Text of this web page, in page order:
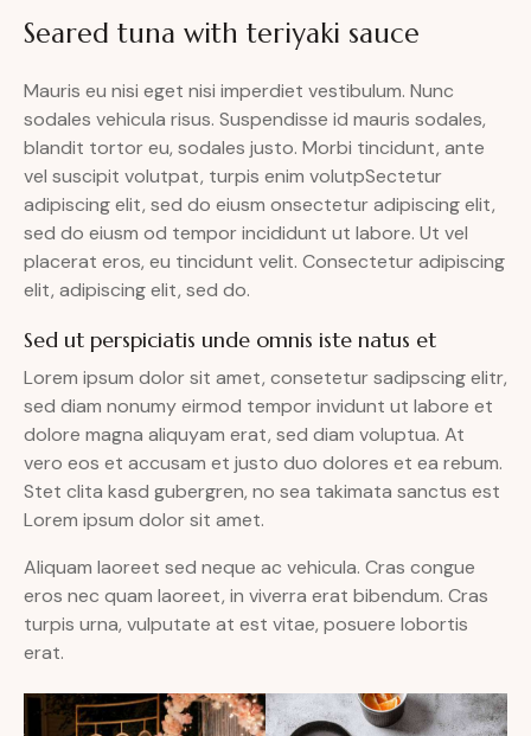
Seared tuna with teriyaki sauce
Mauris eu nisi eget nisi imperdiet vestibulum. Nunc
sodales vehicula risus. Suspendisse id mauris sodales,
blandit tortor eu, sodales justo. Morbi tincidunt, ante
vel suscipit volutpat, turpis enim volutpSectetur
adipiscing elit, sed do eiusm onsectetur adipiscing elit,
sed do eiusm od tempor incididunt ut labore. Ut vel
placerat eros, eu tincidunt velit. Consectetur adipiscing
elit, adipiscing elit, sed do.
Sed ut perspiciatis unde omnis iste natus et
Lorem ipsum dolor sit amet, consetetur sadipscing elitr,
sed diam nonumy eirmod tempor invidunt ut labore et
dolore magna aliquyam erat, sed diam voluptua. At
vero eos et accusam et justo duo dolores et ea rebum.
Stet clita kasd gubergren, no sea takimata sanctus est
Lorem ipsum dolor sit amet.
Aliquam laoreet sed neque ac vehicula. Cras congue
eros nec quam laoreet, in viverra erat bibendum. Cras
turpis urna, vulputate at est vitae, posuere lobortis
erat.